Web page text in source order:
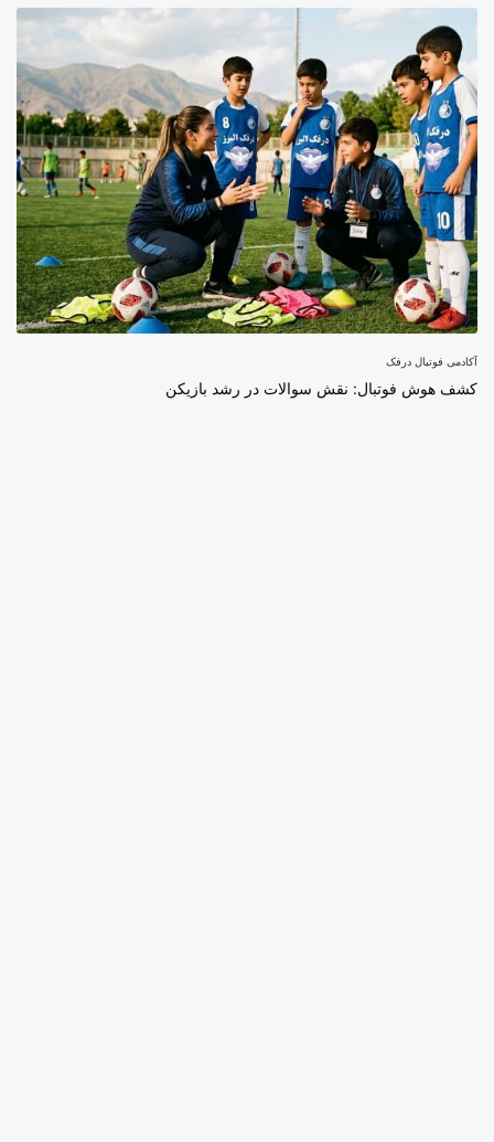
آکادمی فوتبال درفک
کشف هوش فوتبال: نقش سوالات در رشد بازیکن